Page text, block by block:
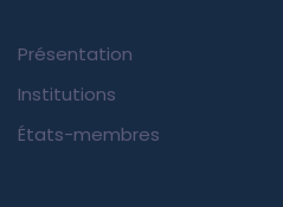
Présentation
Institutions
États-membres